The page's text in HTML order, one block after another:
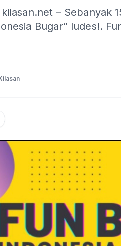
– Sebanyak
Bugar” ludes!.